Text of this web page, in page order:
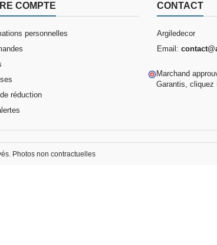
COMPTE
personnelles
réduction
CONTACT
Argiledecor
Email:
Marchand
Garantis, cliquez
Photos non contractuelles